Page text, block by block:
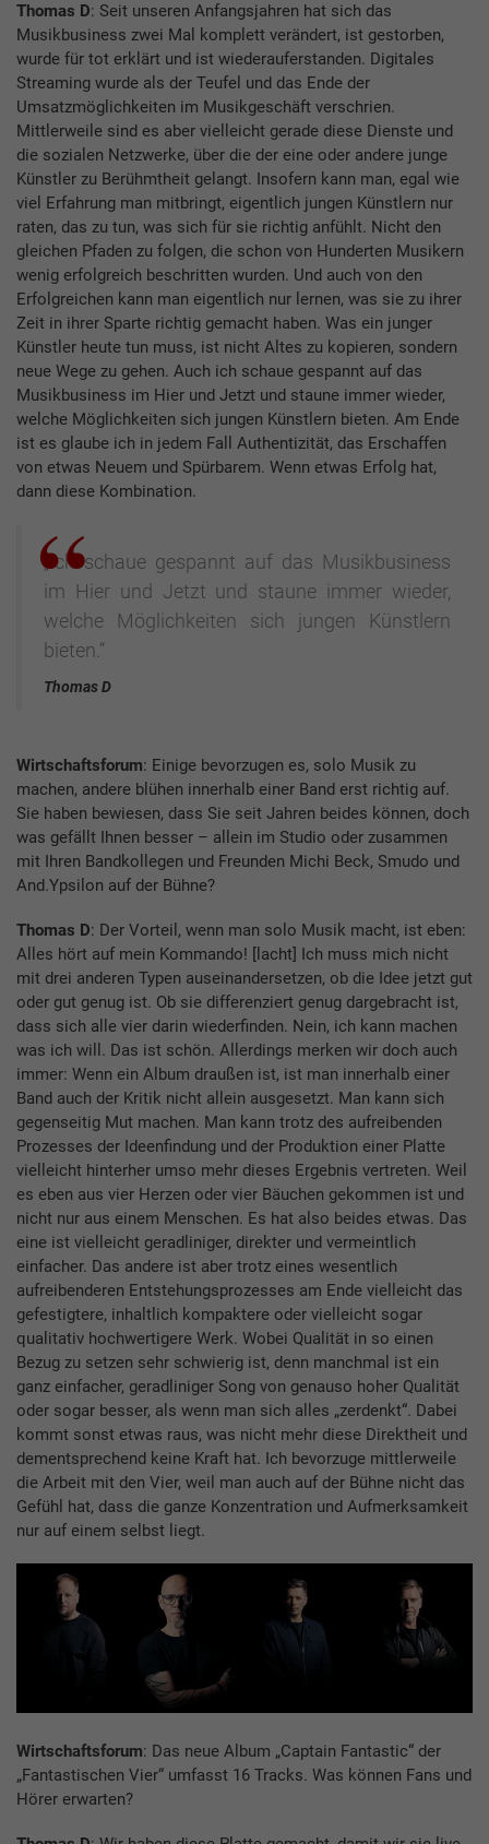
Thomas D: Seit unseren Anfangsjahren hat sich das
Musikbusiness zwei Mal komplett verändert, ist gestorben,
wurde für tot erklärt und ist wiederauferstanden. Digitales
Streaming wurde als der Teufel und das Ende der
Umsatzmöglichkeiten im Musikgeschäft verschrien.
Mittlerweile sind es aber vielleicht gerade diese Dienste und
die sozialen Netzwerke, über die der eine oder andere junge
Künstler zu Berühmtheit gelangt. Insofern kann man, egal wie
viel Erfahrung man mitbringt, eigentlich jungen Künstlern nur
raten, das zu tun, was sich für sie richtig anfühlt. Nicht den
gleichen Pfaden zu folgen, die schon von Hunderten Musikern
wenig erfolgreich beschritten wurden. Und auch von den
Erfolgreichen kann man eigentlich nur lernen, was sie zu ihrer
Zeit in ihrer Sparte richtig gemacht haben. Was ein junger
Künstler heute tun muss, ist nicht Altes zu kopieren, sondern
neue Wege zu gehen. Auch ich schaue gespannt auf das
Musikbusiness im Hier und Jetzt und staune immer wieder,
welche Möglichkeiten sich jungen Künstlern bieten. Am Ende
ist es glaube ich in jedem Fall Authentizität, das Erschaffen
von etwas Neuem und Spürbarem. Wenn etwas Erfolg hat,
dann diese Kombination.
„Ich schaue gespannt auf das Musikbusiness
im Hier und Jetzt und staune immer wieder,
welche Möglichkeiten sich jungen Künstlern
bieten.“
Thomas D
Wirtschaftsforum: Einige bevorzugen es, solo Musik zu
machen, andere blühen innerhalb einer Band erst richtig auf.
Sie haben bewiesen, dass Sie seit Jahren beides können, doch
was gefällt Ihnen besser – allein im Studio oder zusammen
mit Ihren Bandkollegen und Freunden Michi Beck, Smudo und
And.Ypsilon auf der Bühne?
Thomas D: Der Vorteil, wenn man solo Musik macht, ist eben:
Alles hört auf mein Kommando! [lacht] Ich muss mich nicht
mit drei anderen Typen auseinandersetzen, ob die Idee jetzt gut
oder gut genug ist. Ob sie differenziert genug dargebracht ist,
dass sich alle vier darin wiederfinden. Nein, ich kann machen
was ich will. Das ist schön. Allerdings merken wir doch auch
immer: Wenn ein Album draußen ist, ist man innerhalb einer
Band auch der Kritik nicht allein ausgesetzt. Man kann sich
gegenseitig Mut machen. Man kann trotz des aufreibenden
Prozesses der Ideenfindung und der Produktion einer Platte
vielleicht hinterher umso mehr dieses Ergebnis vertreten. Weil
es eben aus vier Herzen oder vier Bäuchen gekommen ist und
nicht nur aus einem Menschen. Es hat also beides etwas. Das
eine ist vielleicht geradliniger, direkter und vermeintlich
einfacher. Das andere ist aber trotz eines wesentlich
aufreibenderen Entstehungsprozesses am Ende vielleicht das
gefestigtere, inhaltlich kompaktere oder vielleicht sogar
qualitativ hochwertigere Werk. Wobei Qualität in so einen
Bezug zu setzen sehr schwierig ist, denn manchmal ist ein
ganz einfacher, geradliniger Song von genauso hoher Qualität
oder sogar besser, als wenn man sich alles „zerdenkt“. Dabei
kommt sonst etwas raus, was nicht mehr diese Direktheit und
dementsprechend keine Kraft hat. Ich bevorzuge mittlerweile
die Arbeit mit den Vier, weil man auch auf der Bühne nicht das
Gefühl hat, dass die ganze Konzentration und Aufmerksamkeit
nur auf einem selbst liegt.
Wirtschaftsforum: Das neue Album „Captain Fantastic“ der
„Fantastischen Vier“ umfasst 16 Tracks. Was können Fans und
Hörer erwarten?